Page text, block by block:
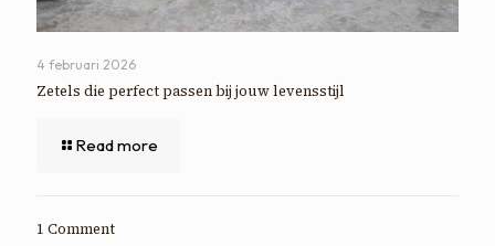
4 februari 2026
Zetels die perfect passen bij jouw levensstijl
Read more
1 Comment